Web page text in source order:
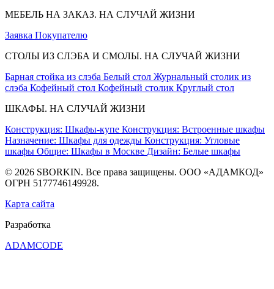
МЕБЕЛЬ НА ЗАКАЗ. НА СЛУЧАЙ ЖИЗНИ
Заявка Покупателю
СТОЛЫ ИЗ СЛЭБА И СМОЛЫ. НА СЛУЧАЙ ЖИЗНИ
Барная стойка из слэба Белый стол Журнальный столик из
слэба Кофейный стол Кофейный столик Круглый стол
ШКАФЫ. НА СЛУЧАЙ ЖИЗНИ
Конструкция: Шкафы-купе Конструкция: Встроенные шкафы
Назначение: Шкафы для одежды Конструкция: Угловые
шкафы Общие: Шкафы в Москве Дизайн: Белые шкафы
© 2026 SBORKIN. Все права защищены. ООО «АДАМКОД»
ОГРН 5177746149928.
Карта сайта
Разработка
ADAMCODE